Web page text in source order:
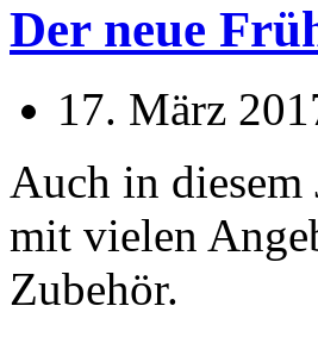
Der neue
17. März
Auch in diesem
mit vielen
Zubehör.